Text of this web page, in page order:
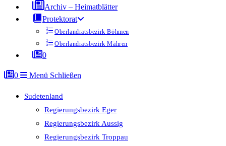
Archiv – Heimatblätter
Protektorat
Oberlandratsbezirk Böhmen
Oberlandratsbezirk Mähren
0
0 Menü Schließen
Sudetenland
Regierungsbezirk Eger
Regierungsbezirk Aussig
Regierungsbezirk Troppau